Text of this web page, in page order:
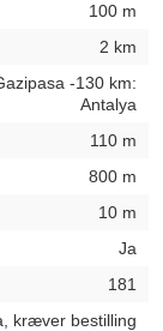
100 m
2 km
-130 km:
Antalya
110 m
800 m
10 m
Ja
181
kræver bestilling